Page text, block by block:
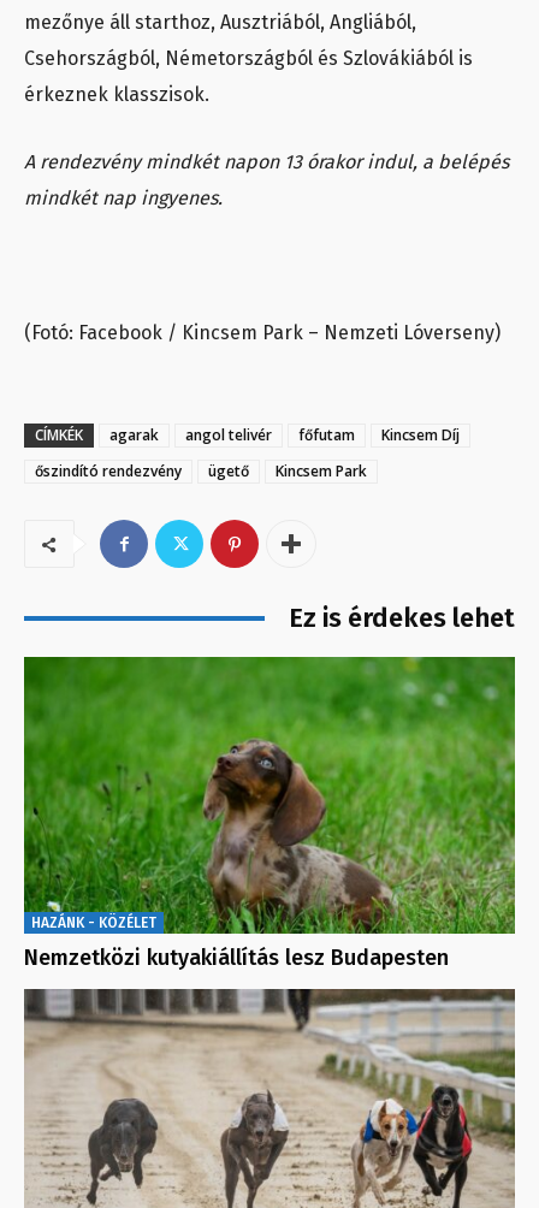
mezőnye áll starthoz, Ausztriából, Angliából,
Csehországból, Németországból és Szlovákiából is
érkeznek klasszisok.
A rendezvény mindkét napon 13 órakor indul, a belépés
mindkét nap ingyenes.
(Fotó: Facebook / Kincsem Park – Nemzeti Lóverseny)
CÍMKÉK agarak angol telivér főfutam
Kincsem Díj
őszindító rendezvény
ügető Kincsem Park
Ez is érdekes lehet
HAZÁNK - KÖZÉLET
Nemzetközi kutyakiállítás lesz Budapesten